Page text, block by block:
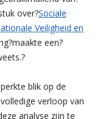
over?Sociale
Veiligheid en
een?
blik op de
verloop van
analyse zijn te